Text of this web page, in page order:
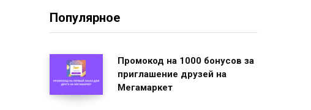
Популярное
Промокод на 1000 бонусов за
приглашение друзей на
Мегамаркет